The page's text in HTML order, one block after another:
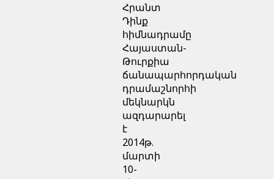
Հրանտ
Դինք
հիմնադրամը
Հայաստան-
Թուրքիա
ճանապարհորդական
դրամաշնորհի
մեկնարկն
ազդարարել
է
2014թ.
մարտի
10-